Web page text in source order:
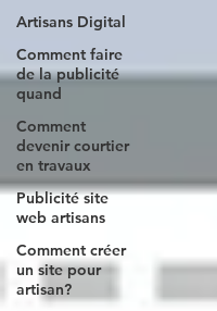
Artisans Digital
Comment faire
de la publicité
quand
Comment
devenir courtier
en travaux
Publicité site
web artisans
Comment créer
un site pour
artisan?